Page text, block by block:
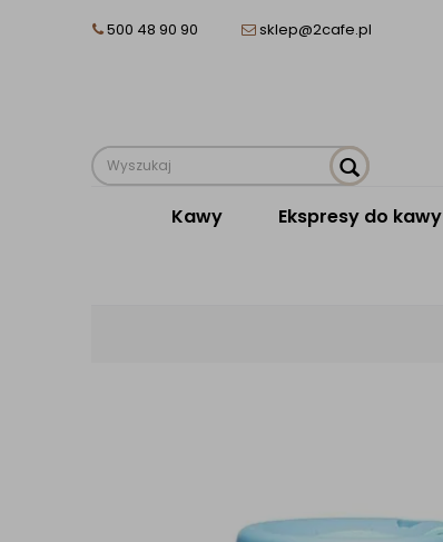
500 48 90 90 sklep@2cafe.pl
Kawy Ekspresy do kawy